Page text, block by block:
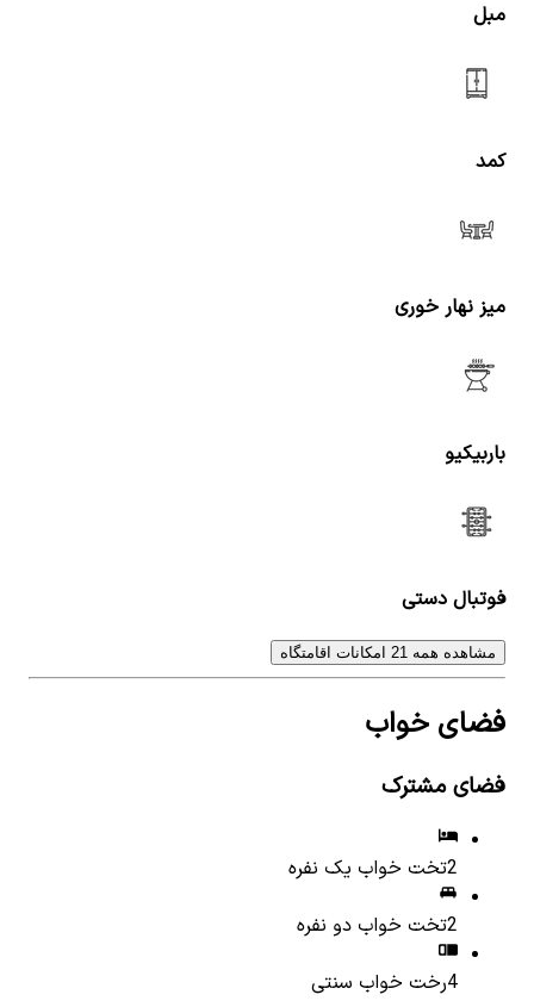
مبل
کمد
میز نهار خوری
باربیکیو
فوتبال دستی
مشاهده همه 21 امکانات اقامتگاه
فضای خواب
فضای مشترک
2تخت خواب یک نفره
2تخت خواب دو نفره
4رخت خواب سنتی